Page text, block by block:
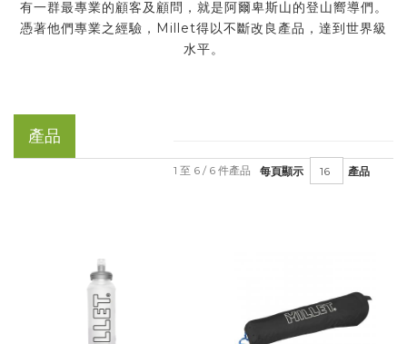
有一群最專業的顧客及顧問，就是阿爾卑斯山的登山嚮導們。
憑著他們專業之經驗，Millet得以不斷改良產品，達到世界級
水平。
產品
每頁顯示 產品
1 至 6 / 6 件產品